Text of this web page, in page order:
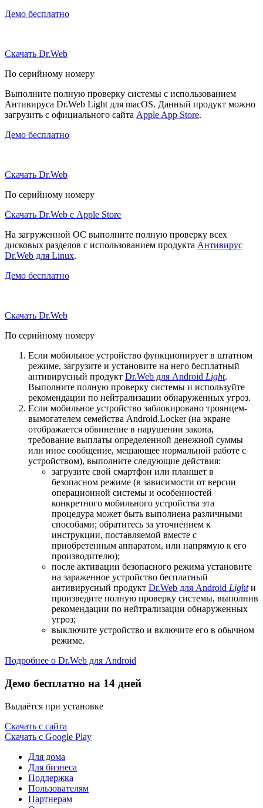
Демо бесплатно
Скачать Dr.Web
По серийному номеру
Выполните полную проверку системы с использованием
Антивируса Dr.Web Light для macOS. Данный продукт можно
загрузить с официального сайта Apple App Store.
Демо бесплатно
Скачать Dr.Web
По серийному номеру
Скачать Dr.Web с Apple Store
На загруженной ОС выполните полную проверку всех
дисковых разделов с использованием продукта Антивирус
Dr.Web для Linux.
Демо бесплатно
Скачать Dr.Web
По серийному номеру
Если мобильное устройство функционирует в штатном
режиме, загрузите и установите на него бесплатный
антивирусный продукт Dr.Web для Android Light.
Выполните полную проверку системы и используйте
рекомендации по нейтрализации обнаруженных угроз.
Если мобильное устройство заблокировано троянцем-
вымогателем семейства Android.Locker (на экране
отображается обвинение в нарушении закона,
требование выплаты определенной денежной суммы
или иное сообщение, мешающее нормальной работе с
устройством), выполните следующие действия:
загрузите свой смартфон или планшет в
безопасном режиме (в зависимости от версии
операционной системы и особенностей
конкретного мобильного устройства эта
процедура может быть выполнена различными
способами; обратитесь за уточнением к
инструкции, поставляемой вместе с
приобретенным аппаратом, или напрямую к его
производителю);
после активации безопасного режима установите
на зараженное устройство бесплатный
антивирусный продукт Dr.Web для Android Lightи
произведите полную проверку системы, выполнив
рекомендации по нейтрализации обнаруженных
угроз;
выключите устройство и включите его в обычном
режиме.
Подробнее о Dr.Web для Android
Демо бесплатно на 14 дней
Выдаётся при установке
Скачать с сайта
Скачать с Google Play
Для дома
Для бизнеса
Поддержка
Пользователям
Партнерам